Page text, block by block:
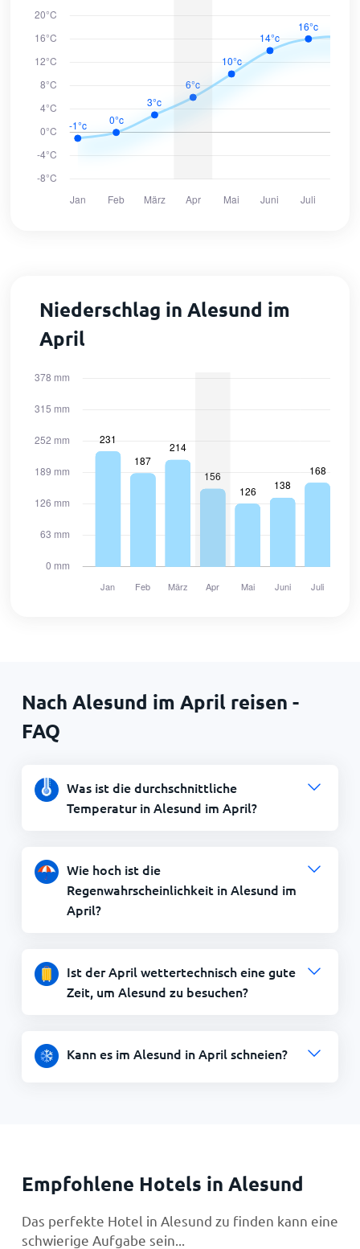
Niederschlag in Alesund im
April
Nach Alesund im April reisen -
FAQ
Was ist die durchschnittliche
Temperatur in Alesund im April?
Wie hoch ist die
Regenwahrscheinlichkeit in Alesund im
April?
Ist der April wettertechnisch eine gute
Zeit, um Alesund zu besuchen?
Kann es im Alesund in April schneien?
Empfohlene Hotels in Alesund
Das perfekte Hotel in Alesund zu finden kann eine
schwierige Aufgabe sein...